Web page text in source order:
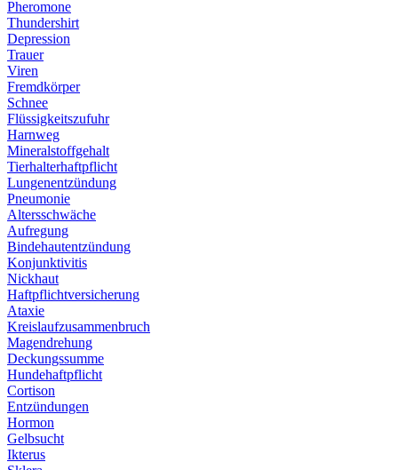
Pheromone
Thundershirt
Depression
Trauer
Viren
Fremdkörper
Schnee
Flüssigkeitszufuhr
Harnweg
Mineralstoffgehalt
Tierhalterhaftpflicht
Lungenentzündung
Pneumonie
Altersschwäche
Aufregung
Bindehautentzündung
Konjunktivitis
Nickhaut
Haftpflichtversicherung
Ataxie
Kreislaufzusammenbruch
Magendrehung
Deckungssumme
Hundehaftpflicht
Cortison
Entzündungen
Hormon
Gelbsucht
Ikterus